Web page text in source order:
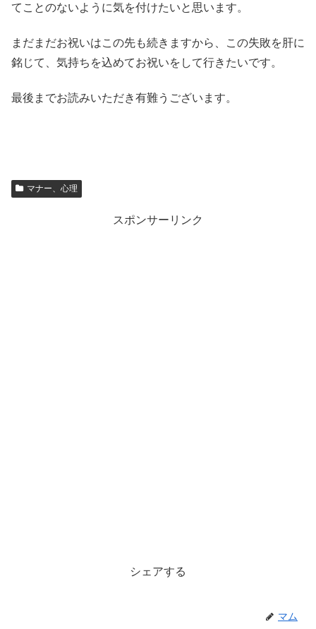
てことのないように気を付けたいと思います。
まだまだお祝いはこの先も続きますから、この失敗を肝に
銘じて、気持ちを込めてお祝いをして行きたいです。
最後までお読みいただき有難うございます。
マナー、心理
スポンサーリンク
シェアする
マム